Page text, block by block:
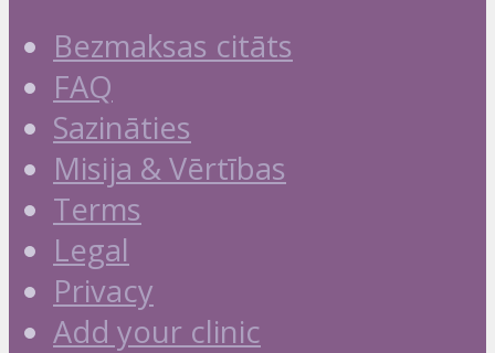
Bezmaksas citāts
FAQ
Sazināties
Misija & Vērtības
Terms
Legal
Privacy
Add your clinic